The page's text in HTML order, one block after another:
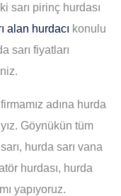
sarı pirinç hurdası
alan hurdacı konulu
sarı fiyatları
adına hurda
Göynükün tüm
hurda sarı vana
hurdası, hurda
yapıyoruz.